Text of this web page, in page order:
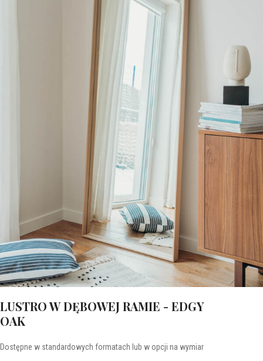
LUSTRO W DĘBOWEJ RAMIE - EDGY
OAK
Dostępne w standardowych formatach lub w opcji na wymiar